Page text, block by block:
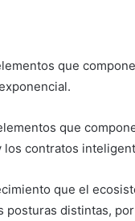
que
que
contratos
que el
posturas distintas,